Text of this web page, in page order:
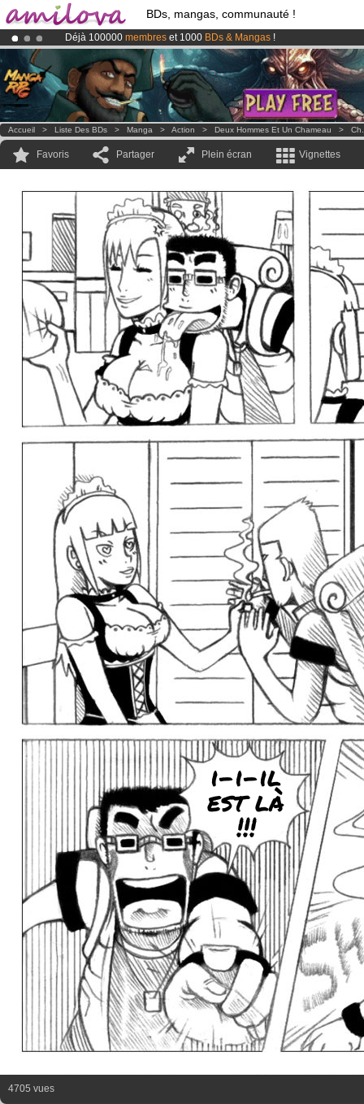
BDs, mangas, communauté !
Déjà 100000 membres et 1000 BDs & Mangas !
Abonnement premium: à partir de3.95 eurospar mois !Clique ici
LeKickstarter Amilova est désormais lancé
Accueil > Liste Des BDs > Manga > Action > Deux Hommes Et Un Chameau >
Favoris Partager Plein écran Vignettes
i-i-il
est là
!!!
4705 vues